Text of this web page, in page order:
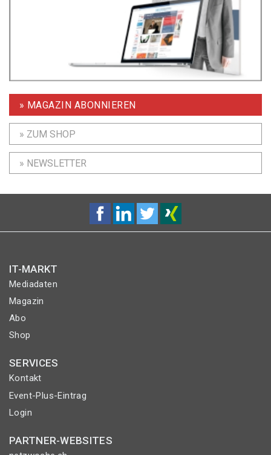
» MAGAZIN ABONNIEREN
» ZUM SHOP
» NEWSLETTER
IT-MARKT
Mediadaten
Magazin
Abo
Shop
SERVICES
Kontakt
Event-Plus-Eintrag
Login
PARTNER-WEBSITES